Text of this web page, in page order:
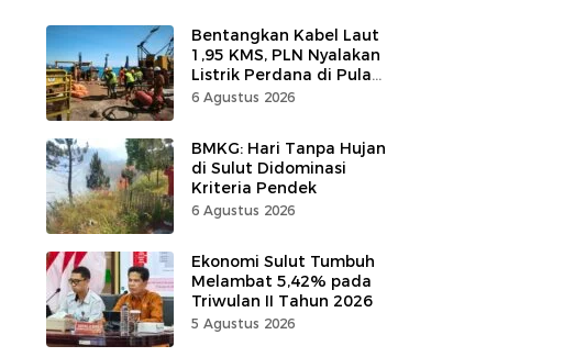
Bentangkan Kabel Laut
1,95 KMS, PLN Nyalakan
Listrik Perdana di Pulau
Dudepo, Desa Berlistrik
6 Agustus 2026
BMKG: Hari Tanpa Hujan
di Sulut Didominasi
Kriteria Pendek
6 Agustus 2026
Ekonomi Sulut Tumbuh
Melambat 5,42% pada
Triwulan II Tahun 2026
5 Agustus 2026